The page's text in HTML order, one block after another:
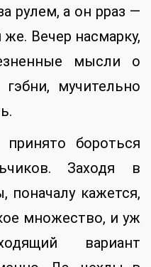
рулем, а он рраз —
Вечер насмарку,
мысли о
мучительно
бороться
Заходя в
поначалу кажется,
множество, и уж
вариант